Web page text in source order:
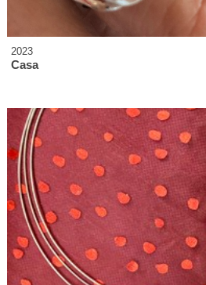
2023
Casa